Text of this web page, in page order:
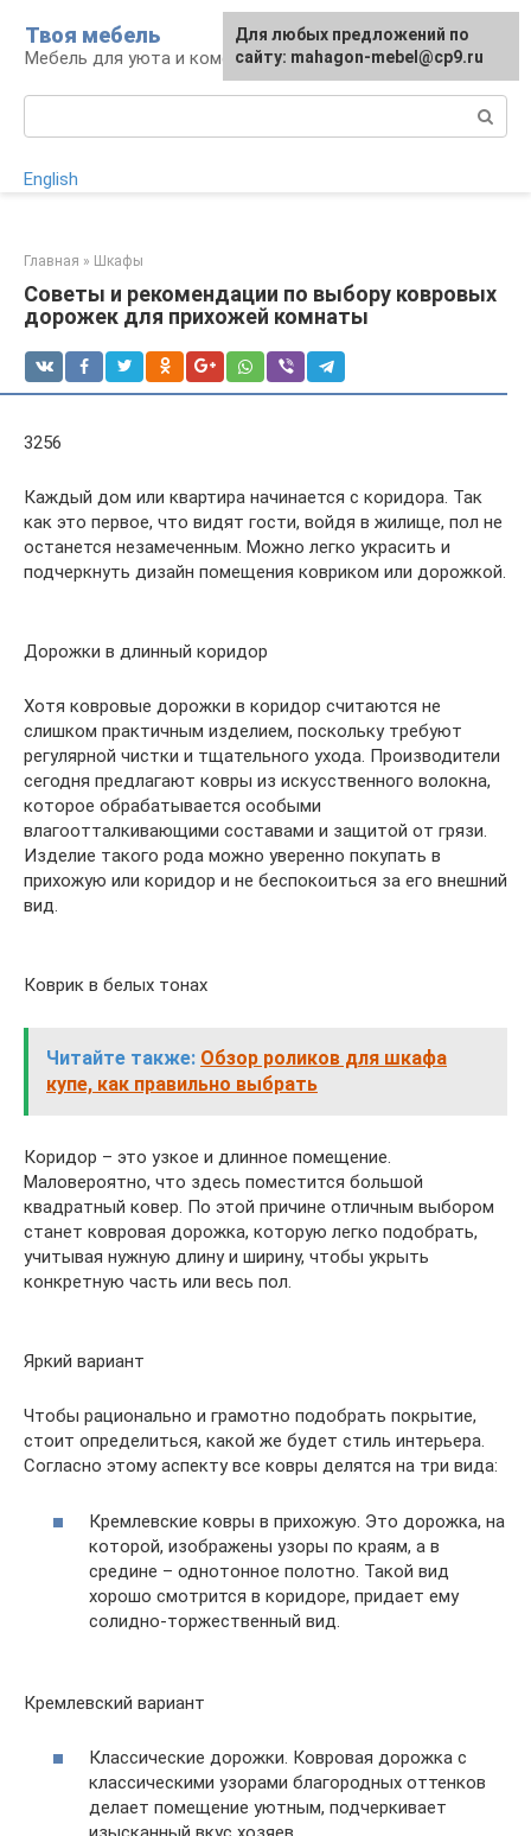
контенту
Твоя мебель
Мебель для уюта и комфорта
English
Главная » Шкафы
Советы и рекомендации по выбору ковровых
дорожек для прихожей комнаты
3256
Каждый дом или квартира начинается с коридора. Так
как это первое, что видят гости, войдя в жилище, пол не
останется незамеченным. Можно легко украсить и
подчеркнуть дизайн помещения ковриком или дорожкой.
Дорожки в длинный коридор
Хотя ковровые дорожки в коридор считаются не
слишком практичным изделием, поскольку требуют
регулярной чистки и тщательного ухода. Производители
сегодня предлагают ковры из искусственного волокна,
которое обрабатывается особыми
влагоотталкивающими составами и защитой от грязи.
Изделие такого рода можно уверенно покупать в
прихожую или коридор и не беспокоиться за его внешний
вид.
Коврик в белых тонах
Читайте также: Обзор роликов для шкафа
купе, как правильно выбрать
Коридор – это узкое и длинное помещение.
Маловероятно, что здесь поместится большой
квадратный ковер. По этой причине отличным выбором
станет ковровая дорожка, которую легко подобрать,
учитывая нужную длину и ширину, чтобы укрыть
конкретную часть или весь пол.
Яркий вариант
Чтобы рационально и грамотно подобрать покрытие,
стоит определиться, какой же будет стиль интерьера.
Согласно этому аспекту все ковры делятся на три вида:
Кремлевские ковры в прихожую. Это дорожка, на
которой, изображены узоры по краям, а в
средине – однотонное полотно. Такой вид
хорошо смотрится в коридоре, придает ему
солидно-торжественный вид.
Кремлевский вариант
Классические дорожки. Ковровая дорожка с
классическими узорами благородных оттенков
делает помещение уютным, подчеркивает
Для любых предложений по
сайту: mahagon-mebel@cp9.ru
Для любых предложений по
сайту: mahagon-mebel@cp9.ru